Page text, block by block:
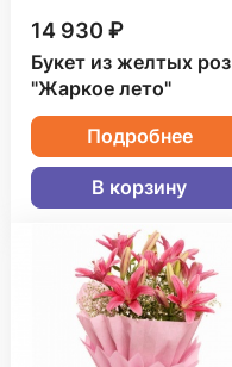
14 930 ₽
Букет из желтых роз
"Жаркое лето"
Подробнее
В корзину